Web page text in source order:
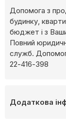
Допомога з
будинку,
бюджет і з
Повний
служб.
22-416-398
Додаткова